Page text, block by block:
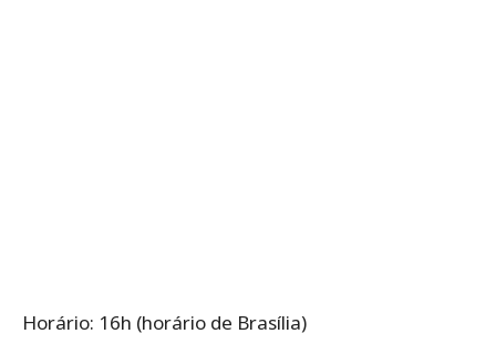
Horário: 16h (horário de Brasília)